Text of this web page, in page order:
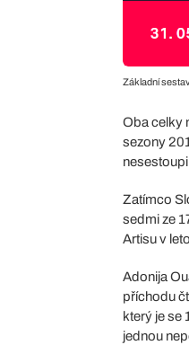
Základní
Oba celky
sezony
Zatímco
sedmi ze
Artisu v
Adonija
příchodu
který je se
jednou